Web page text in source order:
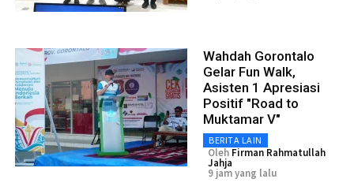
Wahdah Gorontalo
Gelar Fun Walk,
Asisten 1 Apresiasi
Positif "Road to
Muktamar V"
BERITA LAIN
Oleh Firman Rahmatullah
Jahja
9 jam yang lalu